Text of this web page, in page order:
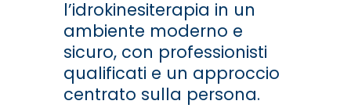
l’idrokinesiterapia in un
ambiente moderno e
sicuro, con professionisti
qualificati e un approccio
centrato sulla persona.